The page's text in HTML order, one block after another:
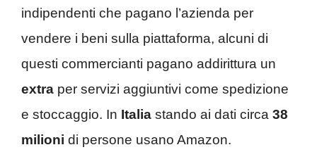
indipendenti che pagano l’azienda per
vendere i beni sulla piattaforma, alcuni di
questi commercianti pagano addirittura un
extra per servizi aggiuntivi come spedizione
e stoccaggio. In Italia stando ai dati circa 38
milioni di persone usano Amazon.